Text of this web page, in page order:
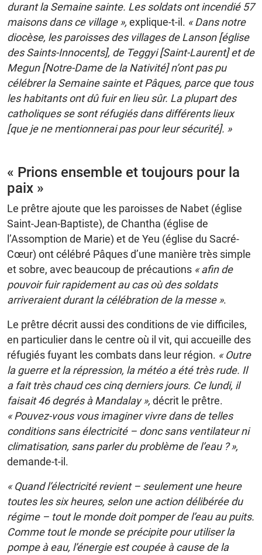
durant la Semaine sainte. Les soldats ont incendié 57
maisons dans ce village », explique-t-il. « Dans notre
diocèse, les paroisses des villages de Lanson [église
des Saints-Innocents], de Teggyi [Saint-Laurent] et de
Megun [Notre-Dame de la Nativité] n’ont pas pu
célébrer la Semaine sainte et Pâques, parce que tous
les habitants ont dû fuir en lieu sûr. La plupart des
catholiques se sont réfugiés dans différents lieux
[que je ne mentionnerai pas pour leur sécurité]. »
« Prions ensemble et toujours pour la
paix »
Le prêtre ajoute que les paroisses de Nabet (église
Saint-Jean-Baptiste), de Chantha (église de
l’Assomption de Marie) et de Yeu (église du Sacré-
Cœur) ont célébré Pâques d’une manière très simple
et sobre, avec beaucoup de précautions « afin de
pouvoir fuir rapidement au cas où des soldats
arriveraient durant la célébration de la messe ».
Le prêtre décrit aussi des conditions de vie difficiles,
en particulier dans le centre où il vit, qui accueille des
réfugiés fuyant les combats dans leur région. « Outre
la guerre et la répression, la météo a été très rude. Il
a fait très chaud ces cinq derniers jours. Ce lundi, il
faisait 46 degrés à Mandalay », décrit le prêtre.
« Pouvez-vous vous imaginer vivre dans de telles
conditions sans électricité – donc sans ventilateur ni
climatisation, sans parler du problème de l’eau ? »,
demande-t-il.
« Quand l’électricité revient – seulement une heure
toutes les six heures, selon une action délibérée du
régime – tout le monde doit pomper de l’eau au puits.
Comme tout le monde se précipite pour utiliser la
pompe à eau, l’énergie est coupée à cause de la